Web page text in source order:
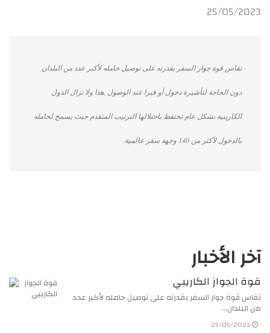
25/05/2023
تقاس قوة جواز السفر بقدرته على توصيل حامله لأكبر عدد من البلدان
دون الحاجة لتأشيرة دخول أو فيزا عند الوصول ,هذا ولا تزال الدول
الكاريبية بشكل عام تحتفظ باحتلالها الترتيب المتقدم حيث يسمح لحامله
بالدخول لأكثر من 140 وجهة سفر عالمية.
آخر الأخبار
قوة الجواز الكاريبي
تقاس قوة جواز السفر بقدرته على توصيل حامله لأكبر عدد
من البلدان…